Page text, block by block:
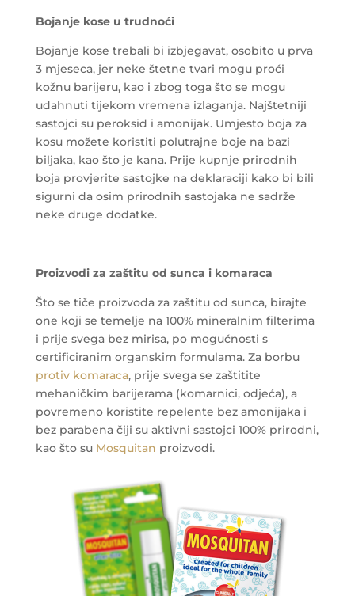
Bojanje kose u trudnoći
Bojanje kose trebali bi izbjegavat, osobito u prva
3 mjeseca, jer neke štetne tvari mogu proći
kožnu barijeru, kao i zbog toga što se mogu
udahnuti tijekom vremena izlaganja. Najštetniji
sastojci su peroksid i amonijak. Umjesto boja za
kosu možete koristiti polutrajne boje na bazi
biljaka, kao što je kana. Prije kupnje prirodnih
boja provjerite sastojke na deklaraciji kako bi bili
sigurni da osim prirodnih sastojaka ne sadrže
neke druge dodatke.
Proizvodi za zaštitu od sunca i komaraca
Što se tiče proizvoda za zaštitu od sunca, birajte
one koji se temelje na 100% mineralnim filterima
i prije svega bez mirisa, po mogućnosti s
certificiranim organskim formulama. Za borbu
protiv komaraca, prije svega se zaštitite
mehaničkim barijerama (komarnici, odjeća), a
povremeno koristite repelente bez amonijaka i
bez parabena čiji su aktivni sastojci 100% prirodni,
kao što su Mosquitan proizvodi.